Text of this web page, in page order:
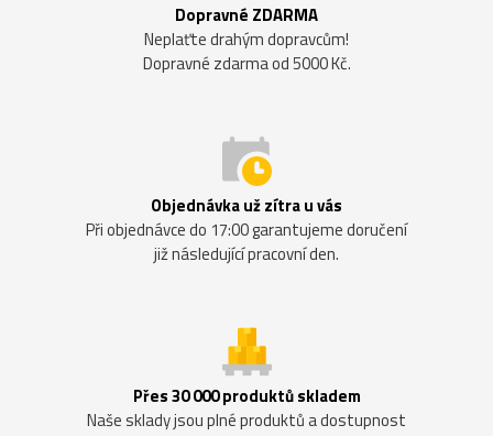
Dopravné ZDARMA
Neplaťte drahým dopravcům!
Dopravné zdarma od 5000 Kč.
Objednávka už zítra u vás
Při objednávce do 17:00 garantujeme doručení
již následující pracovní den.
Přes 30 000 produktů skladem
Naše sklady jsou plné produktů a dostupnost